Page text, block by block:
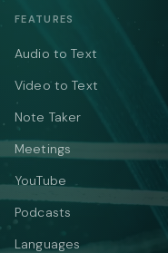
FEATURES
Audio to Text
Video to Text
Note Taker
Meetings
YouTube
Podcasts
Languages